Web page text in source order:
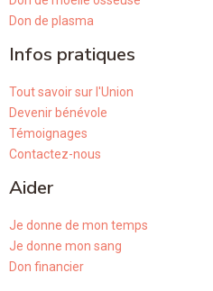
Don de plasma
Infos pratiques
Tout savoir sur l'Union
Devenir bénévole
Témoignages
Contactez-nous
Aider
Je donne de mon temps
Je donne mon sang
Don financier